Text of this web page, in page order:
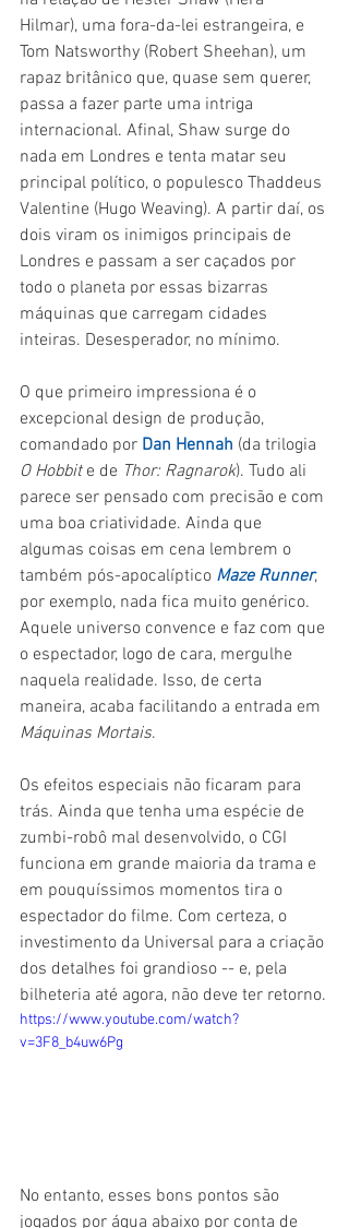
Hilmar), uma fora-da-lei estrangeira, e
Tom Natsworthy (Robert Sheehan), um
rapaz britânico que, quase sem querer,
passa a fazer parte uma intriga
internacional. Afinal, Shaw surge do
nada em Londres e tenta matar seu
principal político, o populesco Thaddeus
Valentine (Hugo Weaving). A partir daí, os
dois viram os inimigos principais de
Londres e passam a ser caçados por
todo o planeta por essas bizarras
máquinas que carregam cidades
inteiras. Desesperador, no mínimo.
O que primeiro impressiona é o
excepcional design de produção,
comandado por Dan Hennah (da trilogia
O Hobbit e de Thor: Ragnarok). Tudo ali
parece ser pensado com precisão e com
uma boa criatividade. Ainda que
algumas coisas em cena lembrem o
também pós-apocalíptico Maze Runner,
por exemplo, nada fica muito genérico.
Aquele universo convence e faz com que
o espectador, logo de cara, mergulhe
naquela realidade. Isso, de certa
maneira, acaba facilitando a entrada em
Máquinas Mortais.
Os efeitos especiais não ficaram para
trás. Ainda que tenha uma espécie de
zumbi-robô mal desenvolvido, o CGI
funciona em grande maioria da trama e
em pouquíssimos momentos tira o
espectador do filme. Com certeza, o
investimento da Universal para a criação
dos detalhes foi grandioso -- e, pela
bilheteria até agora, não deve ter retorno.
https://www.youtube.com/watch?
v=3F8_b4uw6Pg
No entanto, esses bons pontos são
jogados por água abaixo por conta de